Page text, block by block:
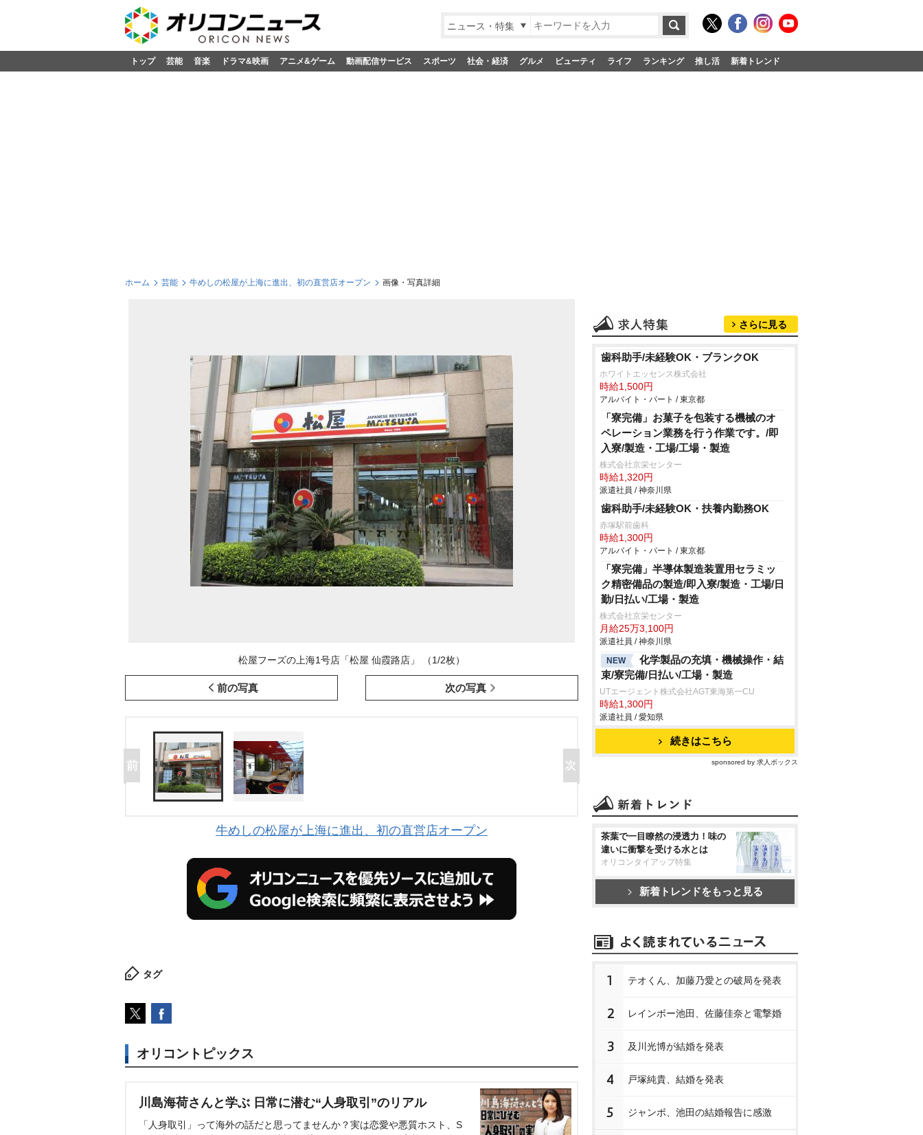
ニュース・特集
トップ 芸能 音楽 ドラマ&映画 アニメ&ゲーム 動画配信サービス スポーツ 社会・経済 グルメ ビューティ ライフ ランキング 推し活 新着トレンド
ホーム 芸能 牛めしの松屋が上海に進出、初の直営店オープン 画像・写真詳細
松屋フーズの上海1号店「松屋 仙霞路店」 （1/2枚）
前の写真 次の写真
牛めしの松屋が上海に進出、初の直営店オープン
タグ
オリコントピックス
川島海荷さんと学ぶ 日常に潜む“人身取引”のリアル
「人身取引」って海外の話だと思ってませんか？実は恋愛や悪質ホスト、S
さらに見る
歯科助手/未経験OK・ブランクOK
ホワイトエッセンス株式会社
時給1,500円
アルバイト・パート / 東京都
「寮完備」お菓子を包装する機械のオ
ペレーション業務を行う作業です。/即
入寮/製造・工場/工場・製造
株式会社京栄センター
時給1,320円
派遣社員 / 神奈川県
歯科助手/未経験OK・扶養内勤務OK
赤塚駅前歯科
時給1,300円
アルバイト・パート / 東京都
「寮完備」半導体製造装置用セラミッ
ク精密備品の製造/即入寮/製造・工場/日
勤/日払い/工場・製造
株式会社京栄センター
月給25万3,100円
派遣社員 / 神奈川県
NEW
化学製品の充填・機械操作・結
束/寮完備/日払い/工場・製造
UTエージェント株式会社AGT東海第一CU
時給1,300円
派遣社員 / 愛知県
続きはこちら
sponsored by 求人ボックス
茶葉で一目瞭然の浸透力！味の
違いに衝撃を受ける水とは
オリコンタイアップ特集
新着トレンドをもっと見る
1 テオくん、加藤乃愛との破局を発表
2 レインボー池田、佐藤佳奈と電撃婚
3 及川光博が結婚を発表
4 戸塚純貴、結婚を発表
5 ジャンボ、池田の結婚報告に感激